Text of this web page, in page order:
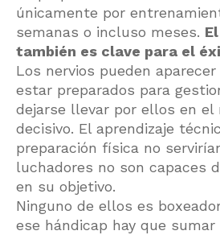
únicamente por
semanas o incluso meses.
también es clave para el
Los nervios pueden
estar preparados para
dejarse llevar por ellos en el
decisivo. El aprendizaje
preparación física no
luchadores no son capaces
en su objetivo.
Ninguno de ellos es
ese hándicap hay que